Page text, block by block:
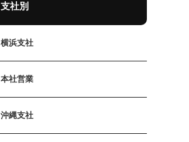
支社別
横浜支社
本社営業
沖縄支社